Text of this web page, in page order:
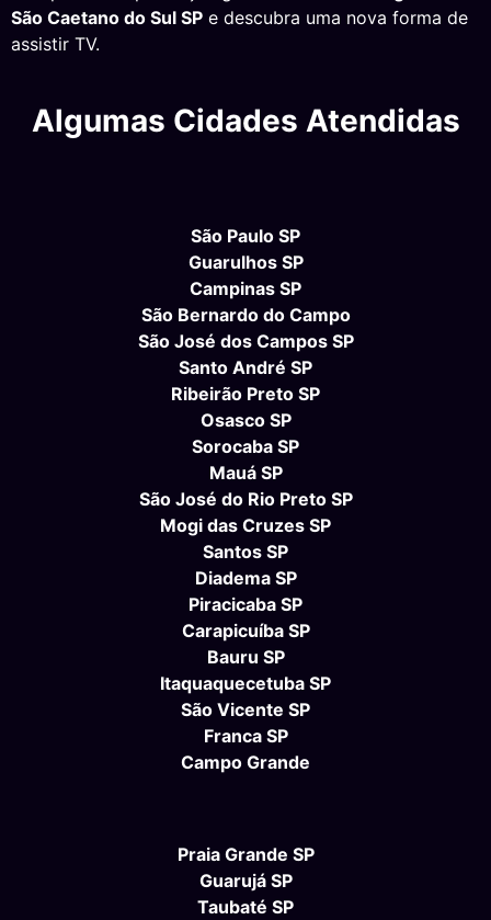
São Caetano do Sul SP e descubra uma nova forma de
assistir TV.
Algumas Cidades Atendidas
São Paulo SP
Guarulhos SP
Campinas SP
São Bernardo do Campo
São José dos Campos SP
Santo André SP
Ribeirão Preto SP
Osasco SP
Sorocaba SP
Mauá SP
São José do Rio Preto SP
Mogi das Cruzes SP
Santos SP
Diadema SP
Piracicaba SP
Carapicuíba SP
Bauru SP
Itaquaquecetuba SP
São Vicente SP
Franca SP
Campo Grande
Praia Grande SP
Guarujá SP
Taubaté SP